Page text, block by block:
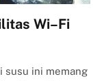
Wi–Fi
susu ini memang